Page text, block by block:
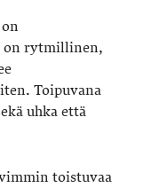
on rytmillinen,
Toipuvana
uhka että
toistuvaa